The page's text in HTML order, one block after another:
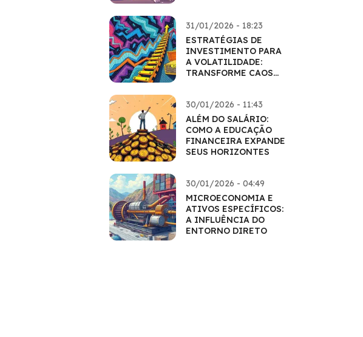
31/01/2026 - 18:23
ESTRATÉGIAS DE
INVESTIMENTO PARA
A VOLATILIDADE:
TRANSFORME CAOS
30/01/2026 - 11:43
ALÉM DO SALÁRIO:
COMO A EDUCAÇÃO
FINANCEIRA EXPANDE
SEUS HORIZONTES
30/01/2026 - 04:49
MICROECONOMIA E
ATIVOS ESPECÍFICOS:
A INFLUÊNCIA DO
ENTORNO DIRETO